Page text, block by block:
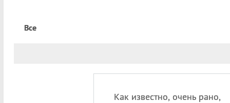
Все
Как известно, очень рано,